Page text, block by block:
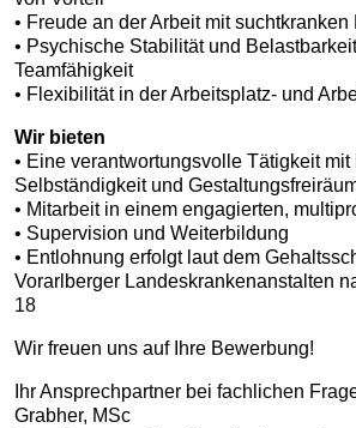
• Freude an der Arbeit mit suchtkranken
• Psychische Stabilität und
Teamfähigkeit
• Flexibilität in der Arbeitsplatz- und
Wir bieten
• Eine verantwortungsvolle Tätigkeit
Selbständigkeit und
• Mitarbeit in einem engagierten,
• Supervision und Weiterbildung
• Entlohnung erfolgt laut dem
Vorarlberger Landeskrankenanstalten
18
Wir freuen uns auf Ihre Bewerbung!
Ihr Ansprechpartner bei fachlichen
Grabher, MSc